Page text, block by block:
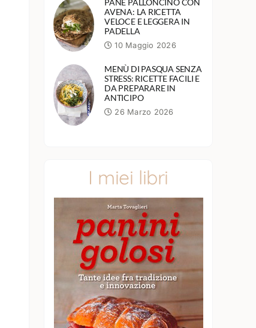
PANE PALLONCINO CON
AVENA: LA RICETTA
VELOCE E LEGGERA IN
PADELLA
10 Maggio 2026
MENÙ DI PASQUA SENZA
STRESS: RICETTE FACILI E
DA PREPARARE IN
ANTICIPO
26 Marzo 2026
I miei libri